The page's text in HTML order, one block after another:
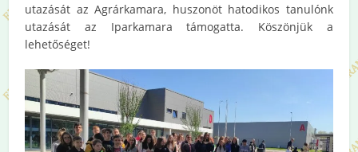
utazását az Agrárkamara, huszonöt hatodikos tanulónk
utazását az Iparkamara támogatta. Köszönjük a
lehetőséget!